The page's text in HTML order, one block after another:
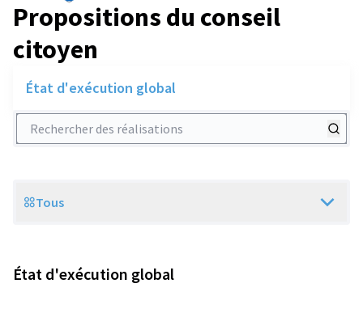
Propositions du conseil
citoyen
État d'exécution global
Rechercher des réalisations
Scope
Tous
État d'exécution global